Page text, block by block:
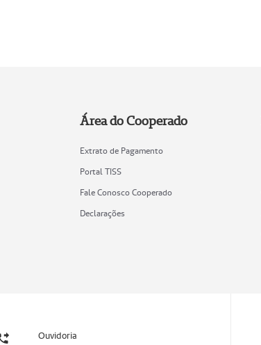
Área do Cooperado
Extrato de Pagamento
Portal TISS
Fale Conosco Cooperado
Declarações
Ouvidoria